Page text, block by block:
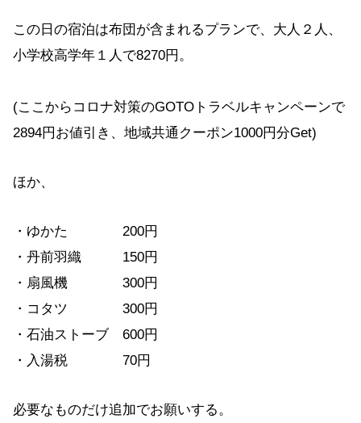
この日の宿泊は布団が含まれるプランで、大人２人、
小学校高学年１人で8270円。
(ここからコロナ対策のGOTOトラベルキャンペーンで
2894円お値引き、地域共通クーポン1000円分Get)
ほか、
・ゆかた 200円
・丹前羽織 150円
・扇風機 300円
・コタツ 300円
・石油ストーブ 600円
・入湯税 70円
必要なものだけ追加でお願いする。